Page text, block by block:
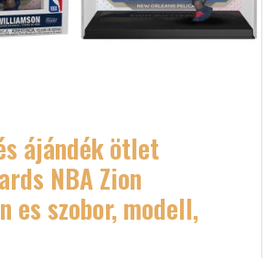
ájándék ötlet
NBA Zion
es szobor, modell,